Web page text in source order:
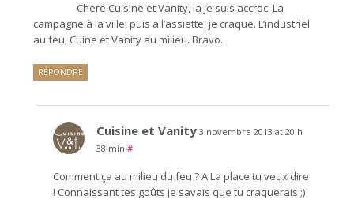
Chere Cuisine et Vanity, la je suis accroc. La
campagne à la ville, puis a l’assiette, je craque. L’industriel
au feu, Cuine et Vanity au milieu. Bravo.
RÉPONDRE
Cuisine et Vanity 3 novembre 2013 at 20 h
38 min #
Comment ça au milieu du feu ? A La place tu veux dire
! Connaissant tes goûts je savais que tu craquerais ;)